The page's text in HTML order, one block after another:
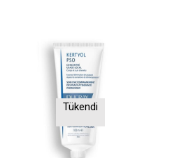
Tükendi